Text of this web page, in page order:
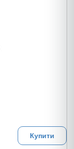
Купити